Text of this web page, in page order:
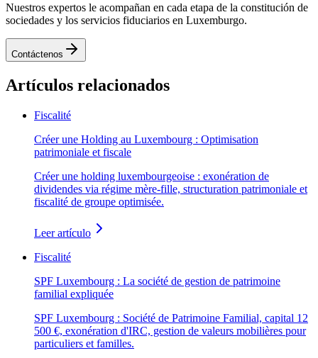
Nuestros expertos le acompañan en cada etapa de la constitución de
sociedades y los servicios fiduciarios en Luxemburgo.
Contáctenos
Artículos relacionados
Fiscalité
Créer une Holding au Luxembourg : Optimisation
patrimoniale et fiscale
Créer une holding luxembourgeoise : exonération de
dividendes via régime mère-fille, structuration patrimoniale et
fiscalité de groupe optimisée.
Leer artículo
Fiscalité
SPF Luxembourg : La société de gestion de patrimoine
familial expliquée
SPF Luxembourg : Société de Patrimoine Familial, capital 12
500 €, exonération d'IRC, gestion de valeurs mobilières pour
particuliers et familles.